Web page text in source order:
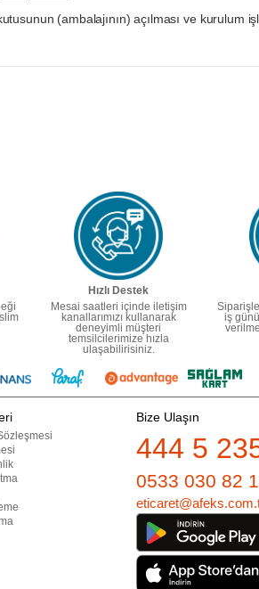
(ambalajının) açılması ve kurulum
Hızlı Destek
Mesai saatleri içinde iletişim
kanallarımızı kullanarak
deneyimli müşteri
temsilcilerimize hızla
ulaşabilirisiniz.
iş
Bize Ulaşın
444 5
0533 030 82